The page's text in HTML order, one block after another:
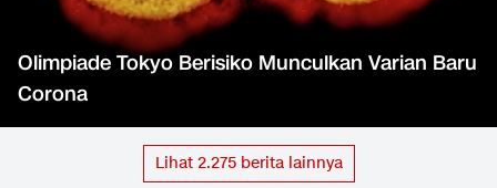
Olimpiade Tokyo Berisiko Munculkan Varian Baru
Corona
Lihat 2.275berita lainnya